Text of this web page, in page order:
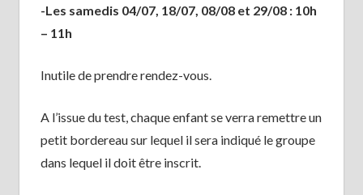
-Les samedis 04/07, 18/07, 08/08 et 29/08 : 10h
– 11h
Inutile de prendre rendez-vous.
A l’issue du test, chaque enfant se verra remettre un
petit bordereau sur lequel il sera indiqué le groupe
dans lequel il doit être inscrit.